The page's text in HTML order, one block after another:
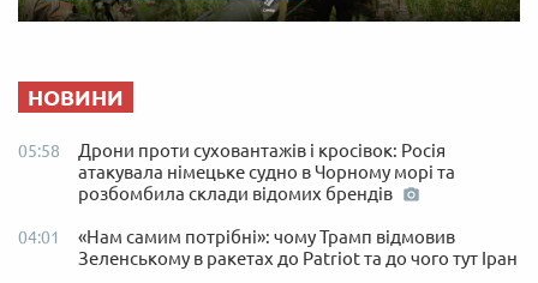
НОВИНИ
05:58
Дрони проти суховантажів і кросівок: Росія
атакувала німецьке судно в Чорному морі та
розбомбила склади відомих брендів
04:01
«Нам самим потрібні»: чому Трамп відмовив
Зеленському в ракетах до Patriot та до чого тут Іран